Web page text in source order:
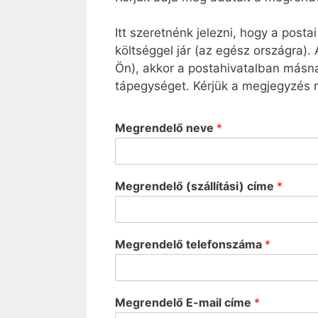
Itt szeretnénk jelezni, hogy a
költséggel jár (az egész
Ön), akkor a postahivatalban
tápegységet. Kérjük a
Megrendelő neve *
Megrendelő (szállítási) címe *
Megrendelő telefonszáma *
Megrendelő E-mail címe *